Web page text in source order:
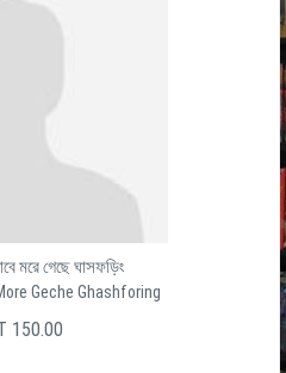
মরে গেছে ঘাসফড়িং
Geche Ghashforing
150.00